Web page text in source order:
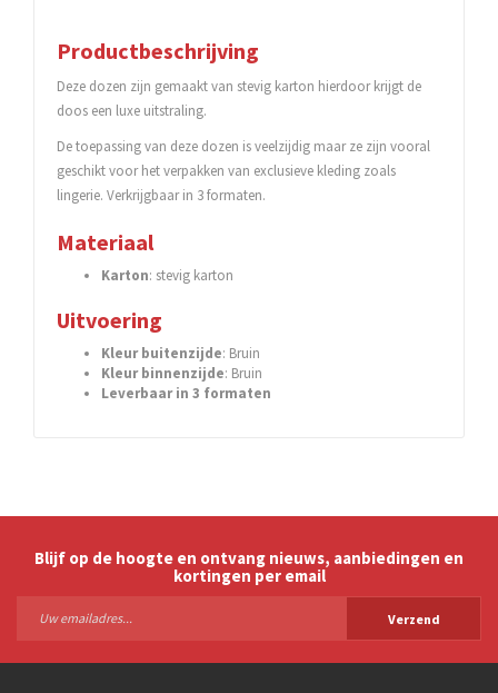
Productbeschrijving
Deze dozen zijn gemaakt van stevig karton hierdoor krijgt de
doos een luxe uitstraling.
De toepassing van deze dozen is veelzijdig maar ze zijn vooral
geschikt voor het verpakken van exclusieve kleding zoals
lingerie. Verkrijgbaar in 3 formaten.
Materiaal
Karton: stevig karton
Uitvoering
Kleur buitenzijde: Bruin
Kleur binnenzijde: Bruin
Leverbaar in 3 formaten
Blijf op de hoogte en ontvang nieuws, aanbiedingen en
kortingen per email
Verzend